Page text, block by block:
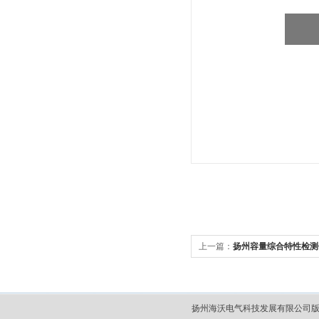
上一篇： 扬州容量综合特性检
扬州海沃电气科技发展有限公